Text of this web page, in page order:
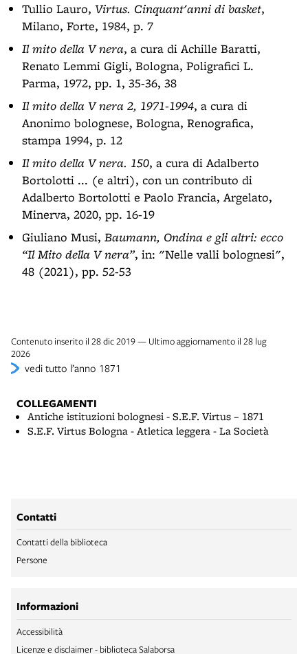
Tullio Lauro, Virtus. Cinquant'anni di basket,
Milano, Forte, 1984, p. 7
Il mito della V nera, a cura di Achille Baratti,
Renato Lemmi Gigli, Bologna, Poligrafici L.
Parma, 1972, pp. 1, 35-36, 38
Il mito della V nera 2, 1971-1994, a cura di
Anonimo bolognese, Bologna, Renografica,
stampa 1994, p. 12
Il mito della V nera. 150, a cura di Adalberto
Bortolotti ... (e altri), con un contributo di
Adalberto Bortolotti e Paolo Francia, Argelato,
Minerva, 2020, pp. 16-19
Giuliano Musi, Baumann, Ondina e gli altri: ecco
“Il Mito della V nera”, in: "Nelle valli bolognesi",
48 (2021), pp. 52-53
Contenuto inserito il 28 dic 2019 — Ultimo aggiornamento il 28 lug
2026
vedi tutto l’anno 1871
COLLEGAMENTI
Antiche istituzioni bolognesi - S.E.F. Virtus – 1871
S.E.F. Virtus Bologna - Atletica leggera - La Società
Contatti
Contatti della biblioteca
Persone
Informazioni
Accessibilità
Licenze e disclaimer - biblioteca Salaborsa